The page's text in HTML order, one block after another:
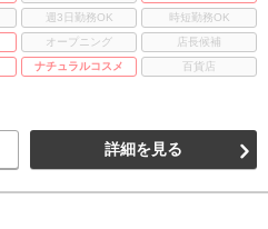
週3日勤務OK
時短勤務OK
オープニング
店長候補
ナチュラルコスメ 百貨店
詳細を見る